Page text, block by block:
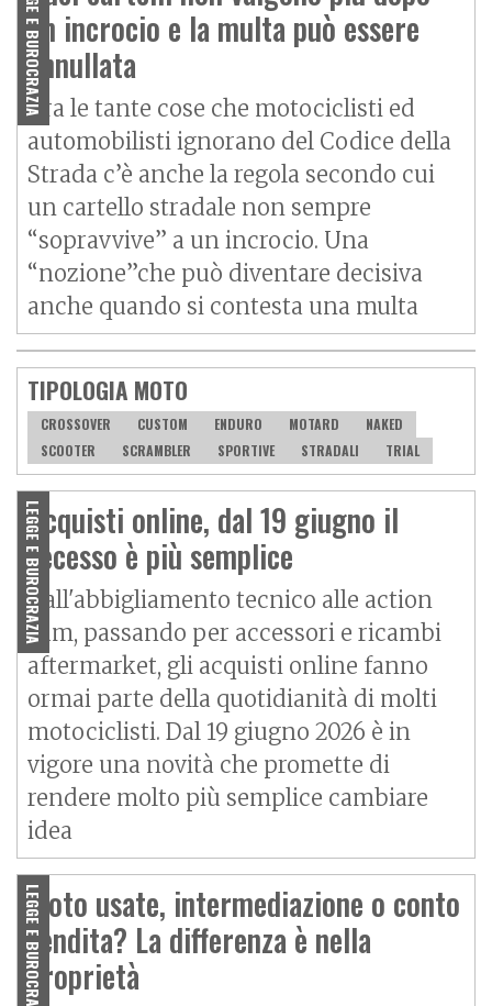
LEGGE E BUROCRAZIA
un incrocio e la multa può essere
annullata
Tra le tante cose che motociclisti ed
automobilisti ignorano del Codice della
Strada c’è anche la regola secondo cui
un cartello stradale non sempre
“sopravvive” a un incrocio. Una
“nozione”che può diventare decisiva
anche quando si contesta una multa
TIPOLOGIA MOTO
CROSSOVER CUSTOM ENDURO MOTARD
NAKED
SCOOTER
SCRAMBLER SPORTIVE STRADALI TRIAL
LEGGE E BUROCRAZIA
Acquisti online, dal 19 giugno il
recesso è più semplice
Dall'abbigliamento tecnico alle action
cam, passando per accessori e ricambi
aftermarket, gli acquisti online fanno
ormai parte della quotidianità di molti
motociclisti. Dal 19 giugno 2026 è in
vigore una novità che promette di
rendere molto più semplice cambiare
idea
LEGGE E BUROCRAZIA
Moto usate, intermediazione o conto
vendita? La differenza è nella
proprietà